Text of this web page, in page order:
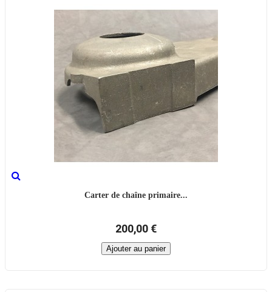
Carter de chaîne primaire...
200,00 €
Ajouter au panier